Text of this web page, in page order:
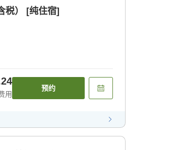
税） [纯住宿]
用
预约